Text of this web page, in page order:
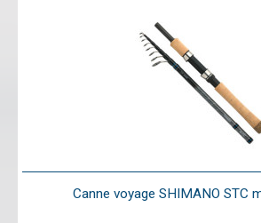
Canne voyage SHIMANO STC